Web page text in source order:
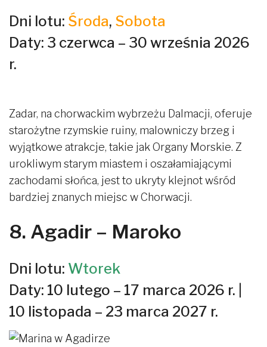
Dni lotu: Środa, Sobota
Daty: 3 czerwca – 30 września 2026
r.
Zadar, na chorwackim wybrzeżu Dalmacji, oferuje
starożytne rzymskie ruiny, malowniczy brzeg i
wyjątkowe atrakcje, takie jak Organy Morskie. Z
urokliwym starym miastem i oszałamiającymi
zachodami słońca, jest to ukryty klejnot wśród
bardziej znanych miejsc w Chorwacji.
8. Agadir – Maroko
Dni lotu: Wtorek
Daty: 10 lutego – 17 marca 2026 r. |
10 listopada – 23 marca 2027 r.